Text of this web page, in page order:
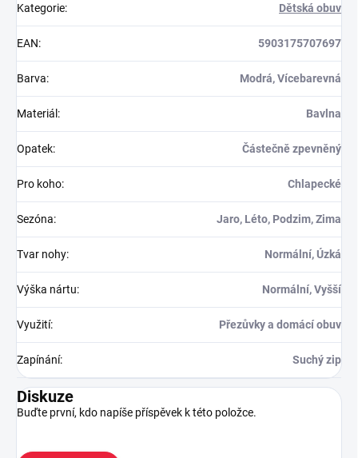
Kategorie: Dětská obuv
EAN: 5903175707697
Barva: Modrá, Vícebarevná
Materiál : Bavlna
Opatek: Částečně zpevněný
Pro koho: Chlapecké
Sezóna: Jaro, Léto, Podzim, Zima
Tvar nohy: Normální, Úzká
Výška nártu: Normální, Vyšší
Využití: Přezůvky a domácí obuv
Zapínání: Suchý zip
Diskuze
Buďte první, kdo napíše příspěvek k této položce.